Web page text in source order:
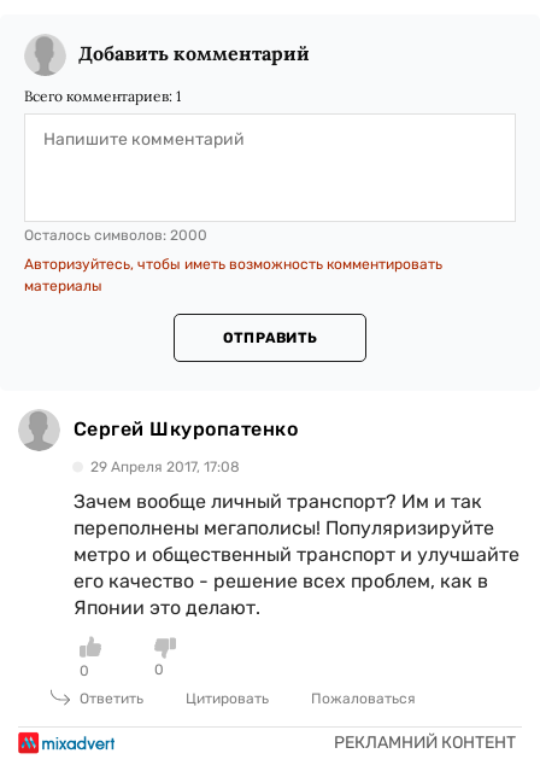
Добавить комментарий
Всего комментариев: 1
Осталось символов: 2000
Авторизуйтесь, чтобы иметь возможность комментировать
материалы
ОТПРАВИТЬ
Сергей Шкуропатенко
29 Апреля 2017, 17:08
Зачем вообще личный транспорт? Им и так
переполнены мегаполисы! Популяризируйте
метро и общественный транспорт и улучшайте
его качество - решение всех проблем, как в
Японии это делают.
0
0
Ответить
Цитировать Пожаловаться